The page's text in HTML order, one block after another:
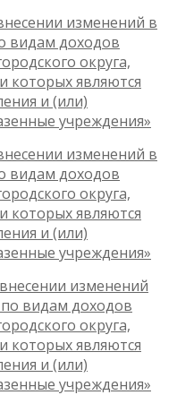
изменений в
видам доходов
округа,
которых являются
и (или)
учреждения»
изменений в
видам доходов
округа,
которых являются
и (или)
учреждения»
изменений
видам доходов
округа,
которых являются
и (или)
учреждения»